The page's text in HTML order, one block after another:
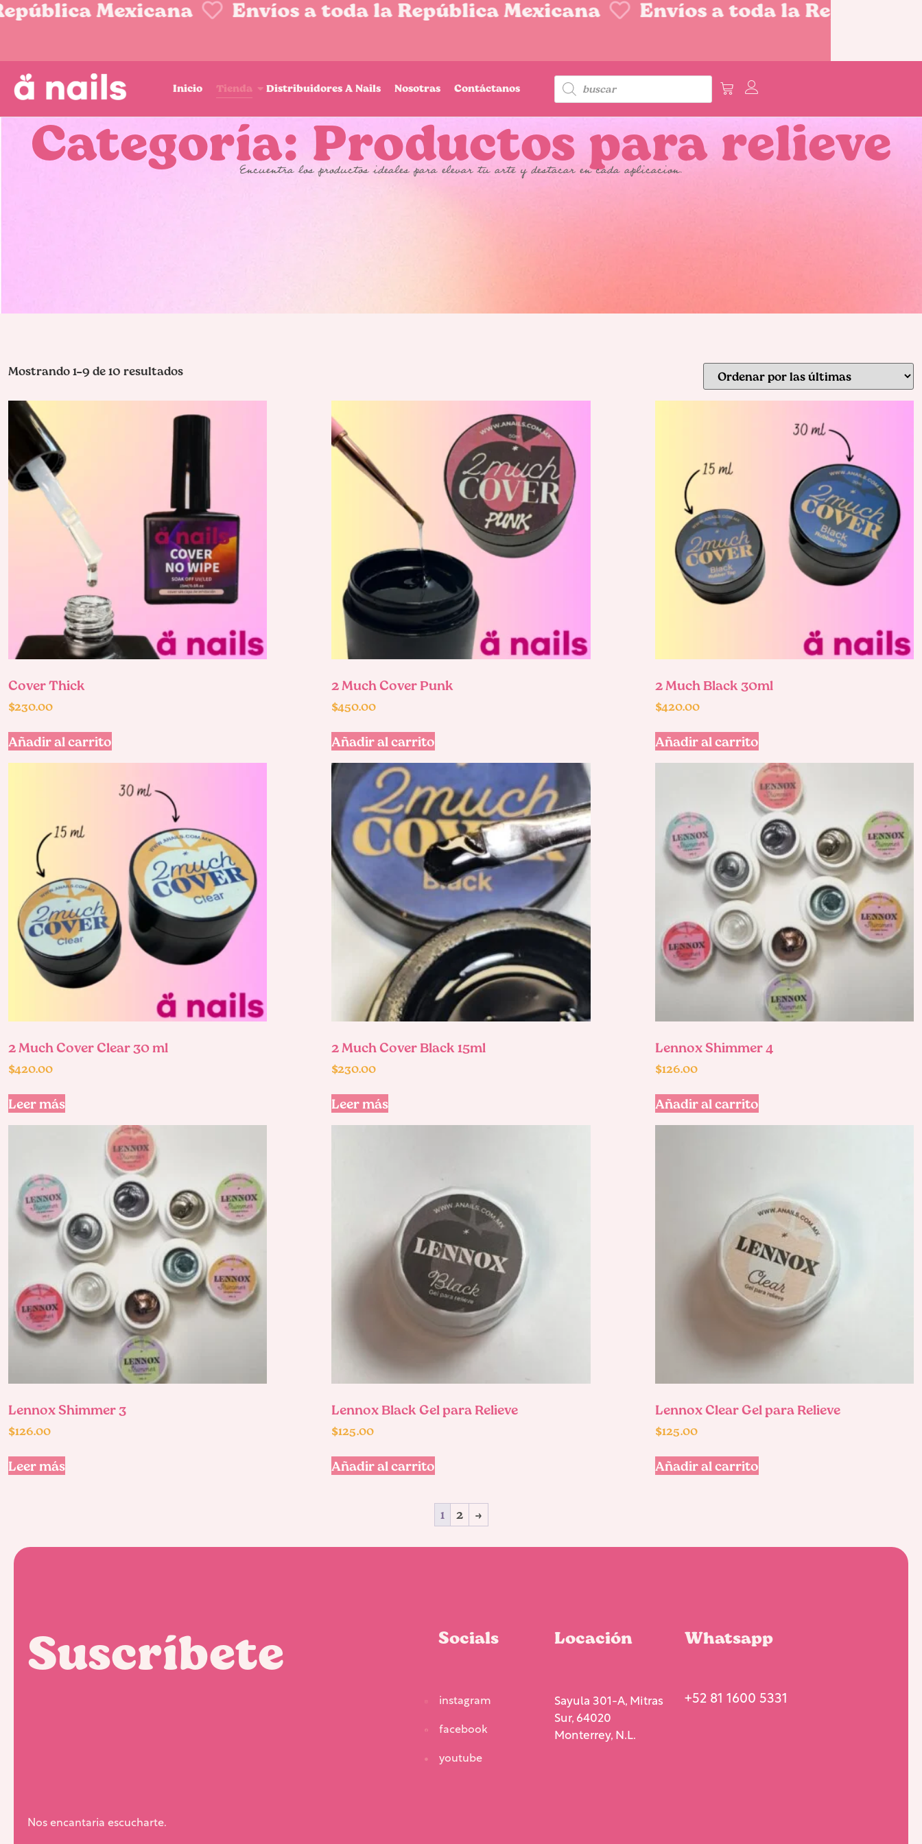
Mexicana Envíos a toda la República Mexicana Envíos a toda la República
Inicio Tienda Distribuidores A Nails Nosotras Contáctanos
Categoría: Productos para relieve
Encuentra los productos ideales para elevar tu arte y destacar en cada aplicacion.
Mostrando 1–9 de 10 resultados
Cover Thick
$230.00
Añadir al carrito
2 Much Cover Punk
$450.00
Añadir al carrito
2 Much Black 30ml
$420.00
Añadir al carrito
2 Much Cover Clear 30 ml
$420.00
Leer más
2 Much Cover Black 15ml
$230.00
Leer más
Lennox Shimmer 4
$126.00
Añadir al carrito
Lennox Shimmer 3
$126.00
Leer más
Lennox Black Gel para Relieve
$125.00
Añadir al carrito
Lennox Clear Gel para Relieve
$125.00
Añadir al carrito
1 2 →
Suscríbete Socials
instagram
facebook
youtube
Locación
Sayula 301-A, Mitras
Sur, 64020
Monterrey, N.L.
Whatsapp
+52 81 1600 5331
Nos encantaria escucharte.